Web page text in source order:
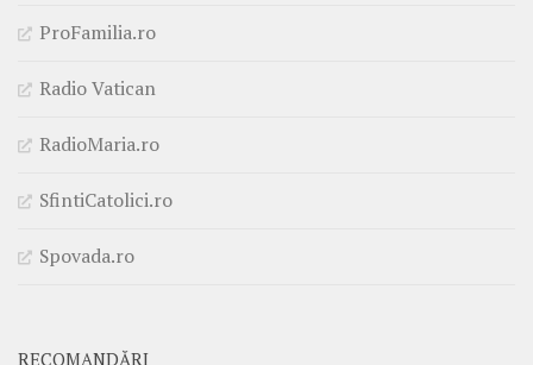
ProFamilia.ro
Radio Vatican
RadioMaria.ro
SfintiCatolici.ro
Spovada.ro
RECOMANDĂRI